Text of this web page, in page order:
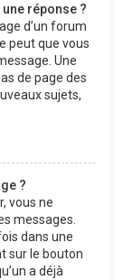
réponse ?
d’un forum
peut que vous
Une
de page des
sujets,
?
vous ne
messages.
dans une
sur le bouton
a déjà